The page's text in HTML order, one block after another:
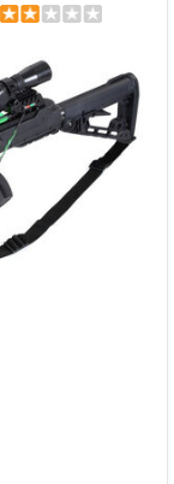
прицел 4х32, кивер
Talon, 3
воск; "Голый": воск
планка Пикатинни
покрытие Soft-touch